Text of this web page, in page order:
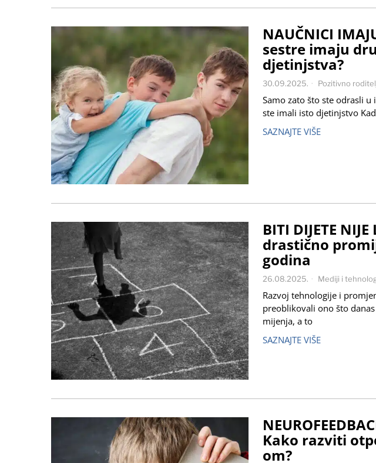
NAUČNICI
sestre imaju
djetinjstva?
30.09.2025. Pozitivno
Samo zato što ste odrasli
ste imali isto djetinjstvo
SAZNAJTE VIŠE
BITI DIJETE
drastično
godina
26.08.2025. Mediji i
Razvoj tehnologije i
preoblikovali ono što
mijenja, a to
SAZNAJTE VIŠE
Kako razviti
om?